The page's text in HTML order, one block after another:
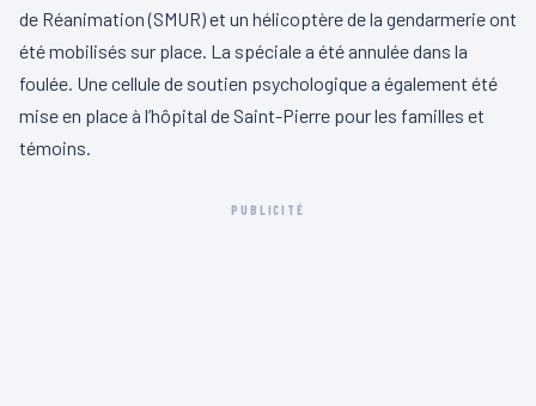
de Réanimation (SMUR) et un hélicoptère de la gendarmerie ont
été mobilisés sur place. La spéciale a été annulée dans la
foulée. Une cellule de soutien psychologique a également été
mise en place à l’hôpital de Saint-Pierre pour les familles et
témoins.
PUBLICITÉ